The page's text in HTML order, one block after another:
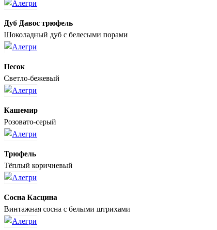
Дуб Давос трюфель
Шоколадный дуб с белесыми порами
Песок
Светло-бежевый
Кашемир
Розовато-серый
Трюфель
Тёплый коричневый
Сосна Касцина
Винтажная сосна с белыми штрихами